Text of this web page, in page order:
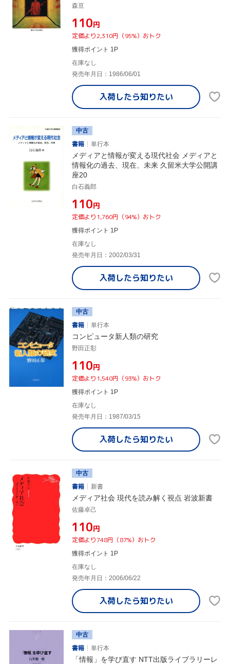
森亘
¥110円
定価より2,310円（95%）おトク
獲得ポイント 1P
在庫なし
発売年月日：1986/06/01
入荷したら知りたい
中古
書籍
単行本
メディアと情報が変える現代社会 メディアと
情報化の過去、現在、未来 久留米大学公開講
座20
白石義郎
¥110円
定価より1,760円（94%）おトク
獲得ポイント 1P
在庫なし
発売年月日：2002/03/31
入荷したら知りたい
中古
書籍
単行本
コンピュータ新人類の研究
野田正彰
¥110円
定価より1,540円（93%）おトク
獲得ポイント 1P
在庫なし
発売年月日：1987/03/15
入荷したら知りたい
中古
書籍
新書
メディア社会 現代を読み解く視点 岩波新書
佐藤卓己
¥110円
定価より748円（87%）おトク
獲得ポイント 1P
在庫なし
発売年月日：2006/06/22
入荷したら知りたい
中古
書籍
単行本
「情報」を学び直す NTT出版ライブラリーレ